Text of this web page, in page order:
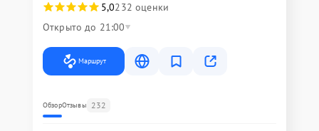
5,0232 оценки
Открыто до 21:00
Маршрут
ОбзорОтзывы 232